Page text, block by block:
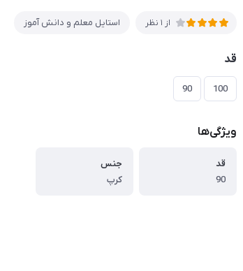
از 1 نظر استایل معلم و دانش آموز
قد
100
90
ویژگی‌ها
قد
90
جنس
کرپ